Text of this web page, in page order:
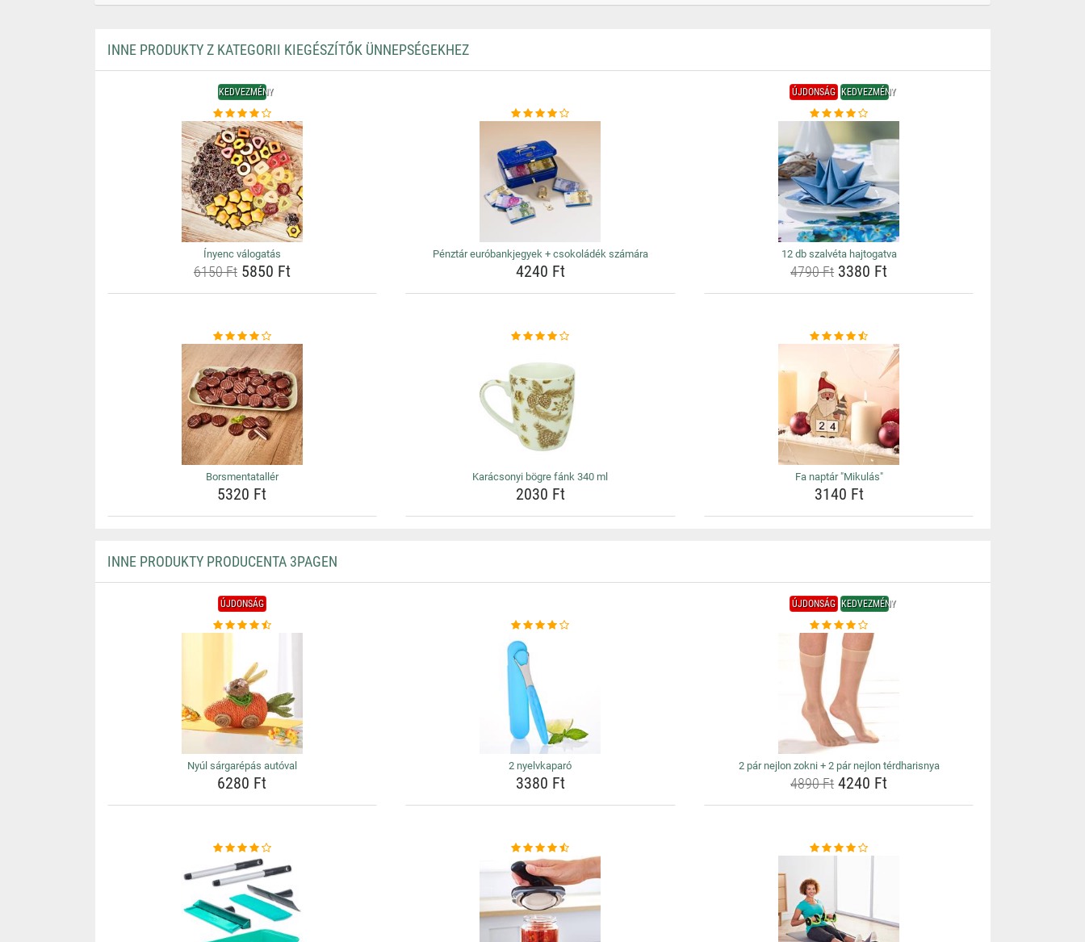
INNE PRODUKTY Z KATEGORII KIEGÉSZÍTŐK ÜNNEPSÉGEKHEZ
KEDVEZMÉNY
Ínyenc válogatás
6150 Ft5850 Ft
Pénztár euróbankjegyek + csokoládék számára
4240 Ft
ÚJDONSÁG KEDVEZMÉNY
12 db szalvéta hajtogatva
4790 Ft 3380 Ft
Borsmentatallér
5320 Ft
Karácsonyi bögre fánk 340 ml
2030 Ft
Fa naptár "Mikulás"
3140 Ft
INNE PRODUKTY PRODUCENTA 3PAGEN
ÚJDONSÁG
Nyúl sárgarépás autóval
6280 Ft
2 nyelvkaparó
3380 Ft
ÚJDONSÁG KEDVEZMÉNY
2 pár nejlon zokni + 2 pár nejlon térdharisnya
4890 Ft 4240 Ft